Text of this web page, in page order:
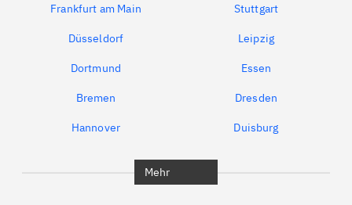
Frankfurt am Main Stuttgart
Düsseldorf Leipzig
Dortmund Essen
Bremen Dresden
Hannover Duisburg
Mehr